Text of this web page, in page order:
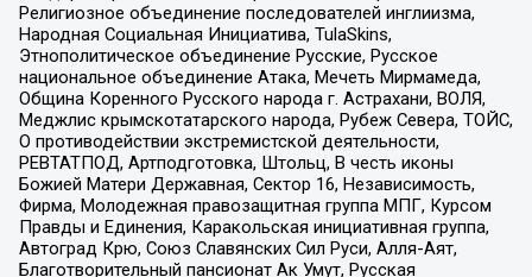
Религиозное объединение последователей инглиизма,
Народная Социальная Инициатива, TulaSkins,
Этнополитическое объединение Русские, Русское
национальное объединение Атака, Мечеть Мирмамеда,
Община Коренного Русского народа г. Астрахани, ВОЛЯ,
Меджлис крымскотатарского народа, Рубеж Севера, ТОЙС,
О противодействии экстремистской деятельности,
РЕВТАТПОД, Артподготовка, Штольц, В честь иконы
Божией Матери Державная, Сектор 16, Независимость,
Фирма, Молодежная правозащитная группа МПГ, Курсом
Правды и Единения, Каракольская инициативная группа,
Автоград Крю, Союз Славянских Сил Руси, Алля-Аят,
Благотворительный пансионат Ак Умут, Русская